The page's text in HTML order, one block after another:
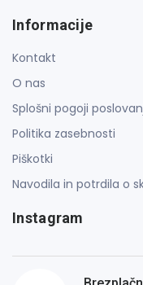
Informacije
Kontakt
O nas
Splošni pogoji
Politika zasebnosti
Piškotki
Navodila in potrdila o
Instagram